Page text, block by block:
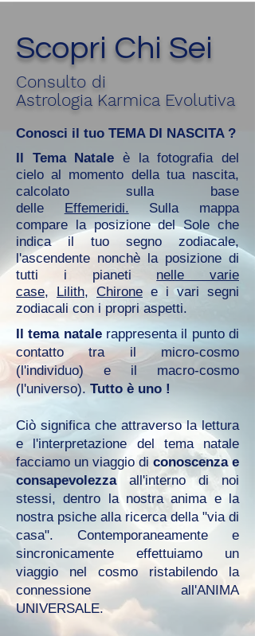
Scopri Chi Sei
Consulto di
Astrologia Karmica Evolutiva
Conosci il tuo TEMA DI NASCITA ?
Il Tema Natale è la fotografia del
cielo al momento della tua nascita,
calcolato sulla base
delle Effemeridi. Sulla mappa
compare la posizione del Sole che
indica il tuo segno zodiacale,
l'ascendente nonchè la posizione di
tutti i pianeti nelle varie
case, Lilith, Chirone e i vari segni
zodiacali con i propri aspetti.
Il tema natale rappresenta il punto di
contatto tra il micro-cosmo
(l'individuo) e il macro-cosmo
(l'universo). Tutto è uno !
Ciò significa che attraverso la lettura
e l'interpretazione del tema natale
facciamo un viaggio di conoscenza e
consapevolezzaall'interno di noi
stessi, dentro la nostra anima e la
nostra psiche alla ricerca della "via di
casa". Contemporaneamente e
sincronicamente effettuiamo un
viaggio nel cosmo ristabilendo la
connessione all'ANIMA
UNIVERSALE.